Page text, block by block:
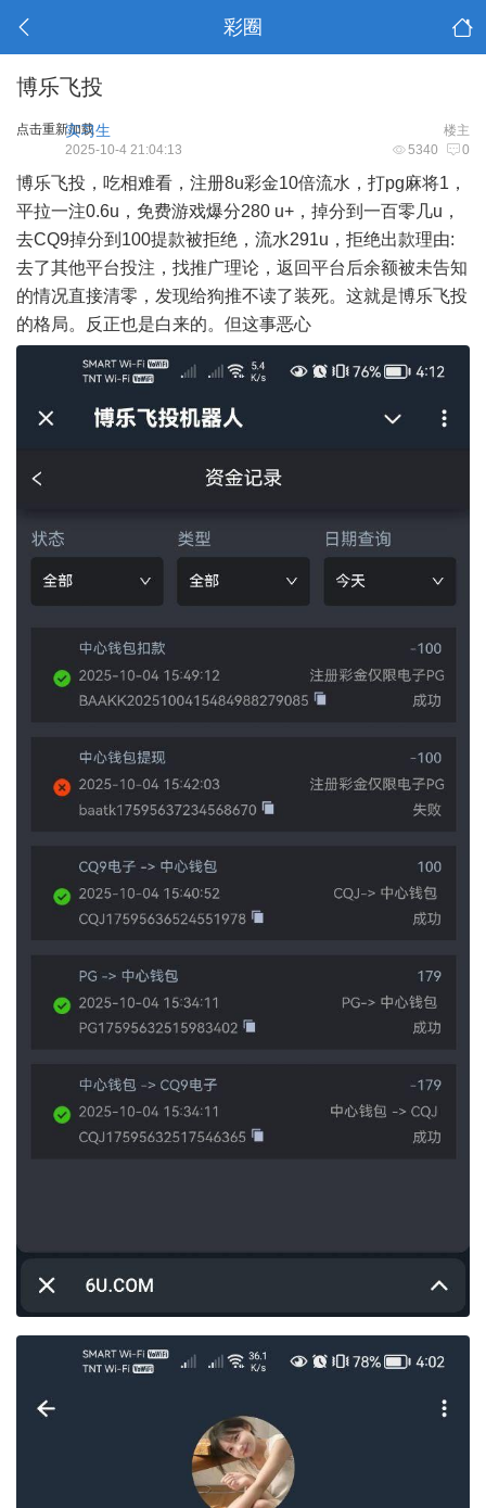
彩圈
博乐飞投
点击重新加载 楼主
实习生
5340 0
2025-10-4 21:04:13
博乐飞投，吃相难看，注册8u彩金10倍流水，打pg麻将1，
平拉一注0.6u，免费游戏爆分280 u+，掉分到一百零几u，
去CQ9掉分到100提款被拒绝，流水291u，拒绝出款理由:
去了其他平台投注，找推广理论，返回平台后余额被未告知
的情况直接清零，发现给狗推不读了装死。这就是博乐飞投
的格局。反正也是白来的。但这事恶心